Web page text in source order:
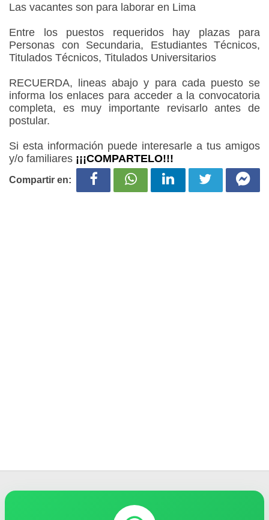
Las vacantes son para laborar en Lima
Entre los puestos requeridos hay plazas para
Personas con Secundaria, Estudiantes Técnicos,
Titulados Técnicos, Titulados Universitarios
RECUERDA, lineas abajo y para cada puesto se
informa los enlaces para acceder a la convocatoria
completa, es muy importante revisarlo antes de
postular.
Si esta información puede interesarle a tus amigos
y/o familiares ¡¡¡COMPARTELO!!!
Compartir en: